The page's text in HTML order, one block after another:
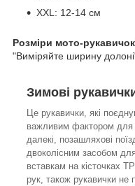
Зимові
Це рукавички, які
важливим фактором для
далекі, позашляхові
двоколісним засобом
вставкам на кісточках
рук, також рукавички
Розміри мото-
"Виміряйте ширину
XXL: 12-14 см